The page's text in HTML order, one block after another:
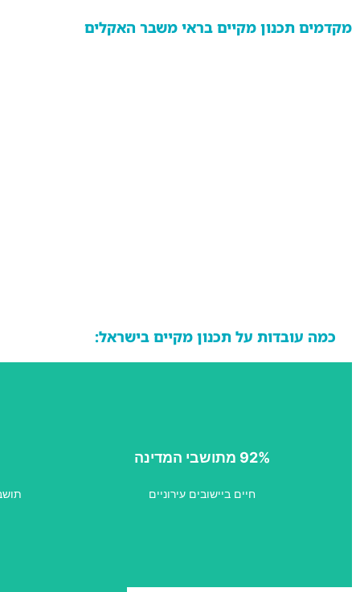
מקדמים תכנון מקיים בראי משבר האקלים
כמה עובדות על תכנון מקיים בישראל:
92% מתושבי המדינה
חיים ביישובים עירוניים
ולכן ההתמקדות בתכנון ובהשקעת משאבי הפיתוח
תושבים